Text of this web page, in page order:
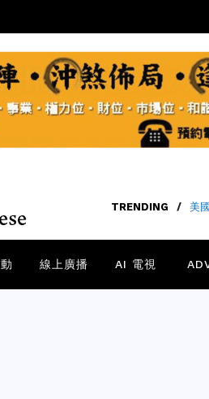
TRENDING 40
線上廣播 AI 電視